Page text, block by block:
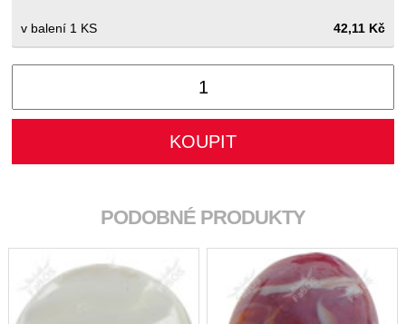
1 KS 42,11 Kč
PODOBNÉ PRODUKTY